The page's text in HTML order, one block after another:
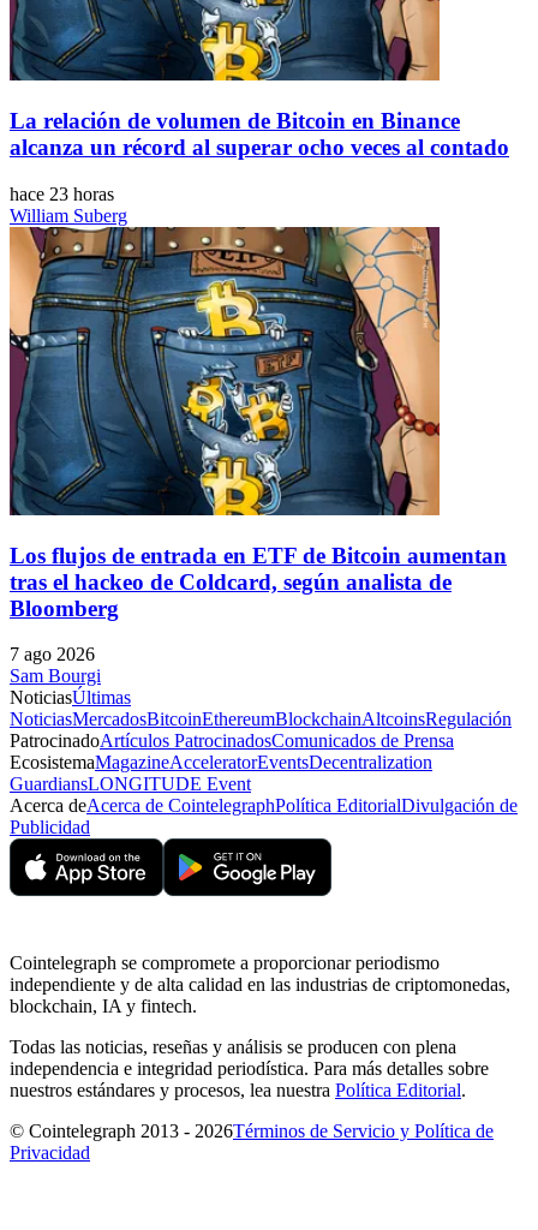
La relación de volumen de Bitcoin en Binance
alcanza un récord al superar ocho veces al contado
hace 23 horas
William Suberg
Los flujos de entrada en ETF de Bitcoin aumentan
tras el hackeo de Coldcard, según analista de
Bloomberg
7 ago 2026
Sam Bourgi
NoticiasÚltimas
NoticiasMercadosBitcoinEthereumBlockchainAltcoinsRegulación
PatrocinadoArtículos PatrocinadosComunicados de Prensa
EcosistemaMagazineAcceleratorEventsDecentralization
GuardiansLONGITUDE Event
Acerca deAcerca de CointelegraphPolítica EditorialDivulgación de
Publicidad
Cointelegraph se compromete a proporcionar periodismo
independiente y de alta calidad en las industrias de criptomonedas,
blockchain, IA y fintech.
Todas las noticias, reseñas y análisis se producen con plena
independencia e integridad periodística. Para más detalles sobre
nuestros estándares y procesos, lea nuestra Política Editorial.
© Cointelegraph 2013 - 2026Términos de Servicio y Política de
Privacidad